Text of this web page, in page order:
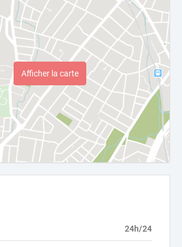
Afficher la carte
24h/24